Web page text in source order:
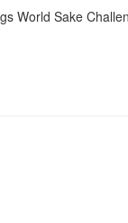
World Sake